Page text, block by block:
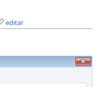
editar